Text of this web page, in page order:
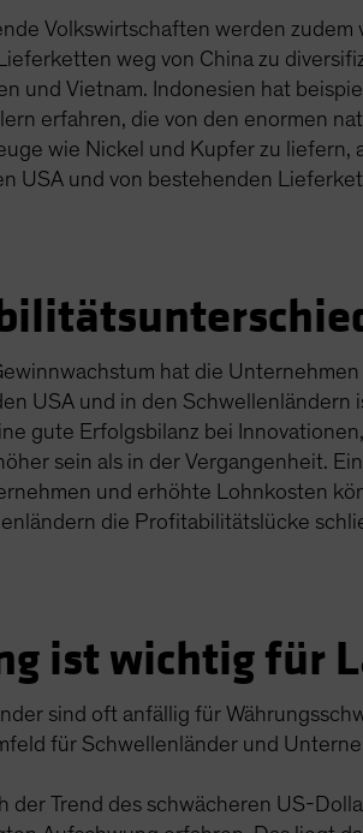
Volkswirtschaften werden
weg von China zu
und Vietnam. Indonesien hat
erfahren, die von den enormen
wie Nickel und Kupfer zu liefern,
USA und von bestehenden
hat die
USA und in den Schwellenländern
gute Erfolgsbilanz bei
sein als in der Vergangenheit.
und erhöhte Lohnkosten
die Profitabilitätslücke
ist wichtig für
sind oft anfällig für
für Schwellenländer und
der Trend des schwächeren US-